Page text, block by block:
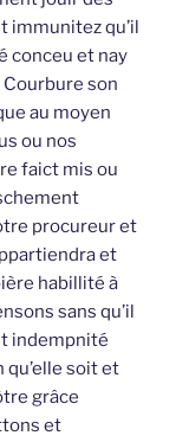
immunitez qu’il
conceu et nay
son
au moyen
ou nos
faict mis ou
procureur et
et
habillité à
sans qu’il
indempnité
soit et
grâce
et